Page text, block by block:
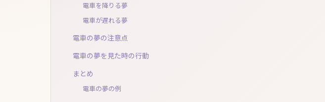
電車を降りる夢
電車が遅れる夢
電車の夢の注意点
電車の夢を見た時の行動
まとめ
電車の夢の例